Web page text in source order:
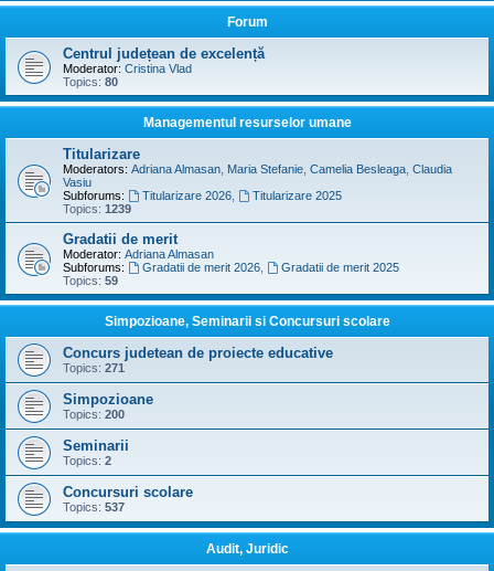
Forum
Centrul județean de excelență
Moderator: Cristina Vlad
Topics: 80
Managementul resurselor umane
Titularizare
Moderators: Adriana Almasan Maria Stefanie Camelia Besleaga Claudia
Vasiu
Subforums:
Titularizare 2026,
Titularizare 2025
Topics: 1239
Gradatii de merit
Moderator: Adriana Almasan
Subforums:
Gradatii de merit 2026,
Gradatii de merit 2025
Topics: 59
Simpozioane, Seminarii si Concursuri scolare
Concurs judetean de proiecte educative
Topics: 271
Simpozioane
Topics: 200
Seminarii
Topics: 2
Concursuri scolare
Topics: 537
Audit, Juridic